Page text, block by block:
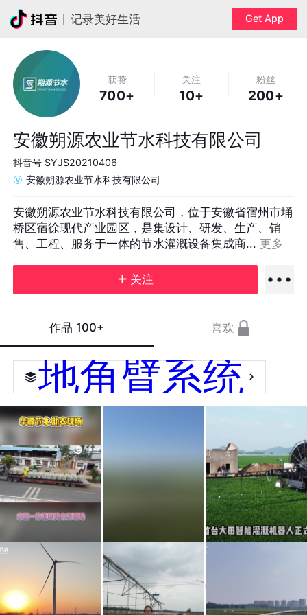
记录美好生活 Get App
获赞
700+
关注
10+
粉丝
200+
安徽朔源农业节水科技有限公司
抖音号 SYJS20210406
安徽朔源农业节水科技有限公司
安徽朔源农业节水科技有限公司，位于安徽省宿州市埇
桥区宿徐现代产业园区，是集设计、研发、生产、销
售、工程、服务于一体的节水灌溉设备集成商... 更多
关注
作品 100+ 喜欢
地角臂系统
#节
#节
#节